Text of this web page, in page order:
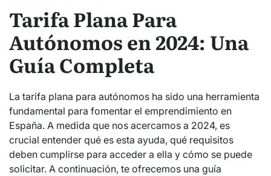
Tarifa Plana Para
Autónomos en 2024: Una
Guía Completa
La tarifa plana para autónomos ha sido una herramienta
fundamental para fomentar el emprendimiento en
España. A medida que nos acercamos a 2024, es
crucial entender qué es esta ayuda, qué requisitos
deben cumplirse para acceder a ella y cómo se puede
solicitar. A continuación, te ofrecemos una guía